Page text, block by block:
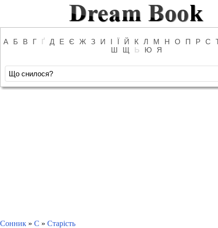
А Б В Г Ґ Д Е Є Ж З И І Ї Й К Л М Н О П Р С
Ш
Щ Ь Ю Я
Сонник » С » Старість